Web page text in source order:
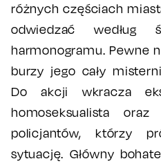
różnych częściach
odwiedzać według
harmonogramu. Pewne
burzy jego cały
Do akcji wkracza
homoseksualista
policjantów, którzy
sytuację. Główny